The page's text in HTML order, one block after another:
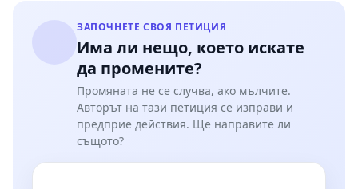
ЗАПОЧНЕТЕ СВОЯ ПЕТИЦИЯ
Има ли нещо, което искате
да промените?
Промяната не се случва, ако мълчите.
Авторът на тази петиция се изправи и
предприе действия. Ще направите ли
същото?